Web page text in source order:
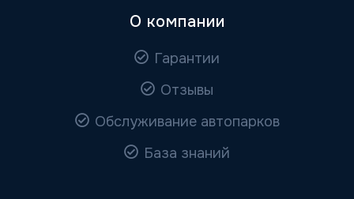
О компании
Гарантии
Отзывы
Обслуживание автопарков
База знаний